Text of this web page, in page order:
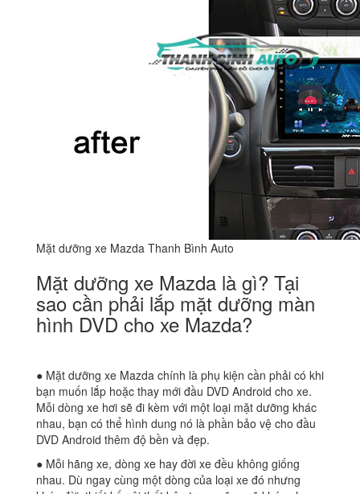
Mặt dưỡng xe Mazda Thanh Bình Auto
Mặt dưỡng xe Mazda là gì? Tại
sao cần phải lắp mặt dưỡng màn
hình DVD cho xe Mazda?
● Mặt dưỡng xe Mazda chính là phụ kiện cần phải có khi
bạn muốn lắp hoặc thay mới đầu DVD Android cho xe.
Mỗi dòng xe hơi sẽ đi kèm với một loại mặt dưỡng khác
nhau, bạn có thể hình dung nó là phần bảo vệ cho đầu
DVD Android thêm độ bền và đẹp.
● Mỗi hãng xe, dòng xe hay đời xe đều không giống
nhau. Dù ngay cùng một dòng của loại xe đó nhưng